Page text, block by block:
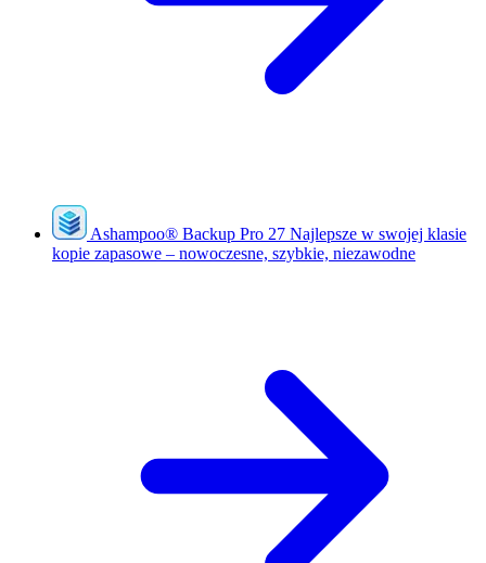
Ashampoo® Backup Pro 27 Najlepsze w swojej klasie
kopie zapasowe – nowoczesne, szybkie, niezawodne